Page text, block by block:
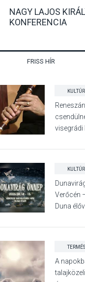
NAGY LAJOS
KONFERENCIA
FRISS HÍR
visegrádi
Verőcén
Duna
A
talajközeli